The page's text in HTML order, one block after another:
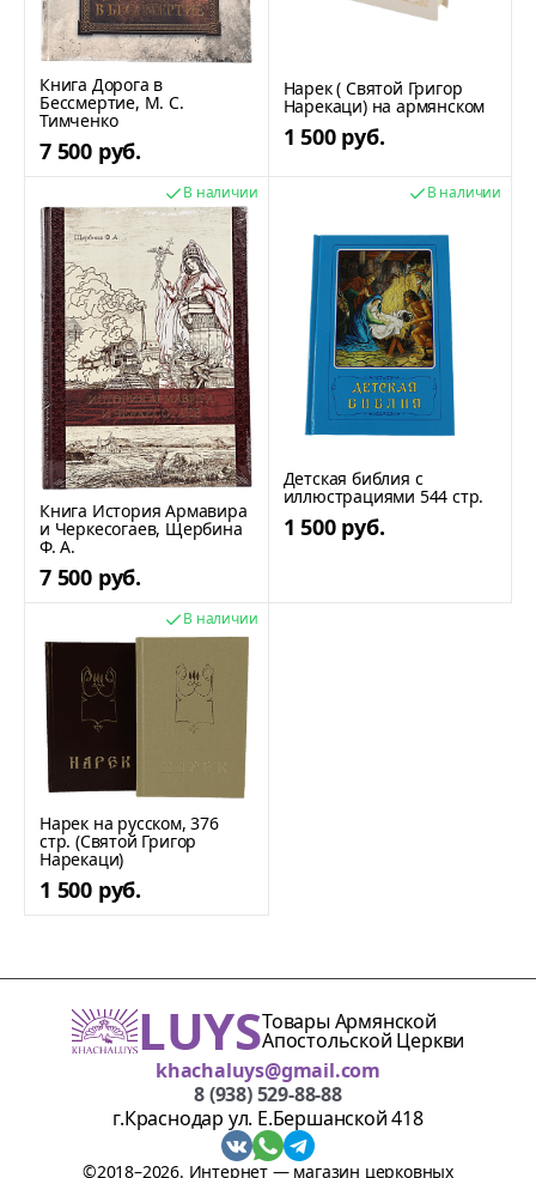
Книга Дорога в
Бессмертие, М. С.
Тимченко
7 500 руб.
Нарек ( Святой Григор
Нарекаци) на армянском
1 500 руб.
В наличии
Книга История Армавира
и Черкесогаев, Щербина
Ф. А.
7 500 руб.
В наличии
Детская библия с
иллюстрациями 544 стр.
1 500 руб.
В наличии
Нарек на русском, 376
стр. (Святой Григор
Нарекаци)
1 500 руб.
LUYSТовары Армянской
Апостольской Церкви
khachaluys@gmail.com
8 (938) 529-88-88
г.Краснодар ул. Е.Бершанской 418
©2018–2026. Интернет — магазин церковных